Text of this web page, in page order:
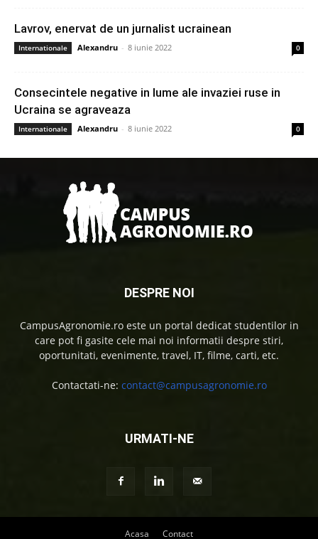
Lavrov, enervat de un jurnalist ucrainean
Internationale Alexandru - 8 iunie 2022 0
Consecintele negative in lume ale invaziei ruse in
Ucraina se agraveaza
Internationale Alexandru - 8 iunie 2022 0
DESPRE NOI
CampusAgronomie.ro este un portal dedicat studentilor in
care pot fi gasite cele mai noi informatii despre stiri,
oportunitati, evenimente, travel, IT, filme, carti, etc.
Contactati-ne: contact@campusagronomie.ro
URMATI-NE
Acasa Contact